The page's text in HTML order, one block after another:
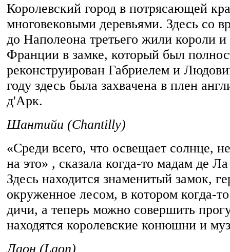
Королевский город в потрясающей
многовековыми деревьями. Здесь со
до Наполеона третьего жили короли
Франции в замке, который был
реконструирован Габриелем и
году здесь была захвачена в плен
д'Арк.
Шантийи (Chantilly)
«Среди всего, что освещает солнце,
на это» , сказала когда-то мадам де
Здесь находится знаменитый замок,
окруженное лесом, в котором когда-
дичи, а теперь можно совершить
находятся королевские конюшни и
Лаон (Laon)